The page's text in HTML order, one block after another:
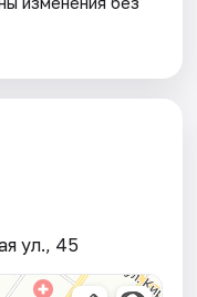
ул., 45